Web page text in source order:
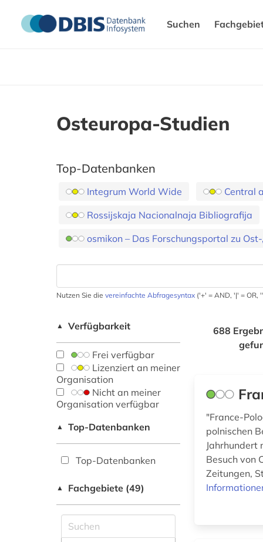
Suchen
Osteuropa-Studien
Top-Datenbanken
Integrum World Wide Central
Rossijskaja Nacionalnaja Bibliografija
osmikon – Das Forschungsportal zu
Nutzen Sie die vereinfachte Abfragesyntax ('+' = AND, '|' = OR,
▲ Verfügbarkeit
Frei verfügbar
Lizenziert an meiner
Organisation
Nicht an meiner
Organisation verfügbar
▲ Top-Datenbanken
Top-Datenbanken
▲ Fachgebiete (49)
688
"France-
polnischen
Jahrhundert
Besuch von
Zeitungen,